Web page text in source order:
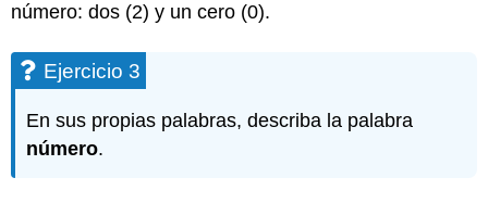
número: dos (2) y un cero (0).
Ejercicio 3
En sus propias palabras, describa la palabra
número.